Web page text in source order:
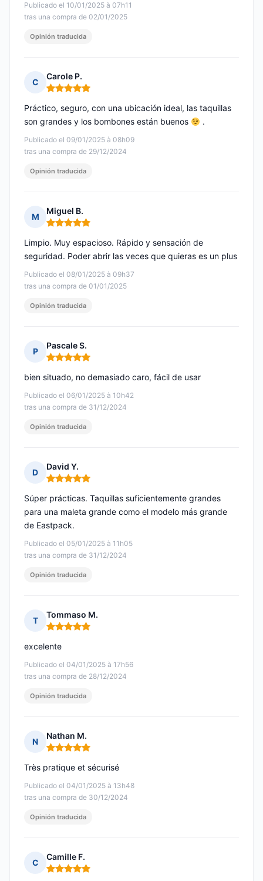
Publicado el 10/01/2025 à 07h11
tras una compra de 02/01/2025
Opinión traducida
C
Carole P.
Nota: 5 de 5
Publicado el 09/01/2025 à 08h09
tras una compra de 29/12/2024
Práctico, seguro, con una ubicación ideal, las taquillas
son grandes y los bombones están buenos
.
Opinión traducida
M
Miguel B.
Nota: 5 de 5
Publicado el 08/01/2025 à 09h37
tras una compra de 01/01/2025
Limpio. Muy espacioso. Rápido y sensación de
seguridad. Poder abrir las veces que quieras es un plus
Opinión traducida
P
Pascale S.
Nota: 5 de 5
Publicado el 06/01/2025 à 10h42
tras una compra de 31/12/2024
bien situado, no demasiado caro, fácil de usar
Opinión traducida
D
David Y.
Nota: 5 de 5
Publicado el 05/01/2025 à 11h05
tras una compra de 31/12/2024
Súper prácticas. Taquillas suficientemente grandes
para una maleta grande como el modelo más grande
de Eastpack.
Opinión traducida
T
Tommaso M.
Nota: 5 de 5
Publicado el 04/01/2025 à 17h56
tras una compra de 28/12/2024
excelente
Opinión traducida
N
Nathan M.
Nota: 5 de 5
Publicado el 04/01/2025 à 13h48
tras una compra de 30/12/2024
Très pratique et sécurisé
Opinión traducida
C
Camille F.
Nota: 5 de 5